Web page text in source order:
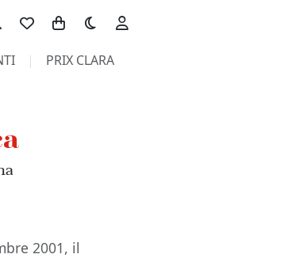
Toggle theme
PRIX CLARA
2001, il